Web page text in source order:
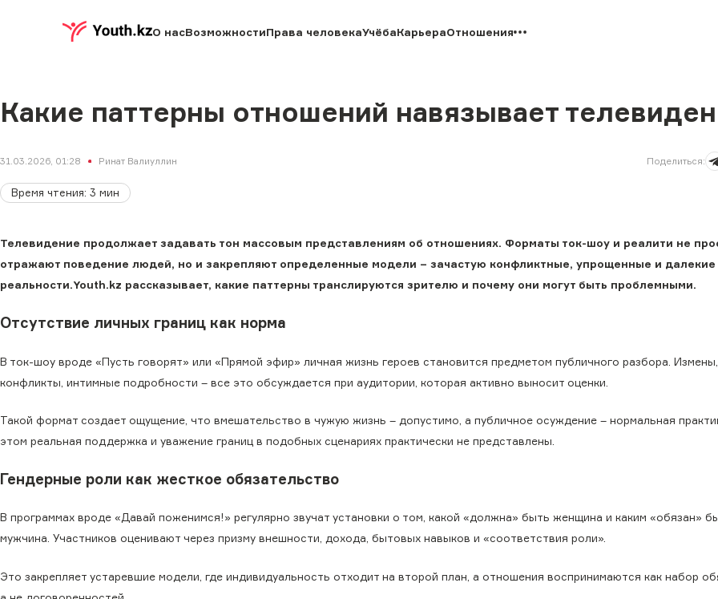
О насВозможностиПрава человекаУчёбаКарьераОтношения
Какие паттерны отношений навязывает
31.03.2026, 01:28 Ринат Валиуллин Поделиться:
Время чтения: 3 мин
Телевидение продолжает задавать тон массовым представлениям об отношениях. Форматы ток-шоу и реалити не
отражают поведение людей, но и закрепляют определенные модели – зачастую конфликтные, упрощенные и далекие
реальности.Youth.kz рассказывает, какие паттерны транслируются зрителю и почему они могут быть проблемными.
Отсутствие личных границ как норма
В ток-шоу вроде «Пусть говорят» или «Прямой эфир» личная жизнь героев становится предметом публичного разбора.
конфликты, интимные подробности – все это обсуждается при аудитории, которая активно выносит оценки.
Такой формат создает ощущение, что вмешательство в чужую жизнь – допустимо, а публичное осуждение – нормальная
этом реальная поддержка и уважение границ в подобных сценариях практически не представлены.
Гендерные роли как жесткое обязательство
В программах вроде «Давай поженимся!» регулярно звучат установки о том, какой «должна» быть женщина и каким «обязан»
мужчина. Участников оценивают через призму внешности, дохода, бытовых навыков и «соответствия роли».
Это закрепляет устаревшие модели, где индивидуальность отходит на второй план, а отношения воспринимаются как набор